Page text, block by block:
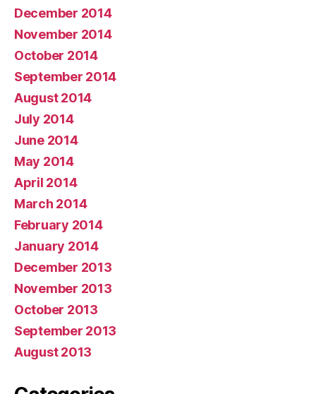
December 2014
November 2014
October 2014
September 2014
August 2014
July 2014
June 2014
May 2014
April 2014
March 2014
February 2014
January 2014
December 2013
November 2013
October 2013
September 2013
August 2013